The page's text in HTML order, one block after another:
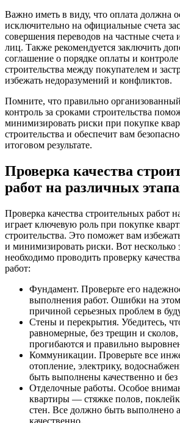
Важно иметь в виду, что оплата должна
исключительно на официальные счета
совершения переводов на частные счета
лиц. Также рекомендуется заключить
соглашение о порядке оплаты и контроле
строительства между покупателем и
избежать недоразумений и конфликтов.
Помните, что правильно
контроль за сроками строительства
минимизировать риски при покупке
строительства и обеспечит вам
итоговом результате.
Проверка качества
работ на различных
Проверка качества строительных работ
играет ключевую роль при покупке
строительства. Это поможет вам
и минимизировать риски. Вот несколько
необходимо проводить проверку
работ:
Фундамент. Проверьте его
выполнения работ. Ошибки на этом
причиной серьезных проблем в
Стены и перекрытия. Убедитесь,
равномерные, без трещин и
прогибаются и правильно
Коммуникации. Проверьте все
отопление, электрику,
быть выполнены качественно и
Отделочные работы. Особое
квартиры — стяжке полов,
стен. Все должно быть выполнено